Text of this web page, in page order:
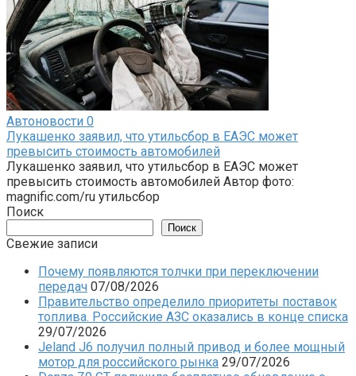
Автоновости 0
Лукашенко заявил, что утильсбор в ЕАЭС может
превысить стоимость автомобилей
Лукашенко заявил, что утильсбор в ЕАЭС может
превысить стоимость автомобилей Автор фото:
magnific.com/ru утильсбор
Поиск
Поиск
Свежие записи
Почему появляются толчки при переключении
передач 07/08/2026
Правительство определило приоритеты поставок
топлива. Российские АЗС оказались в конце списка
29/07/2026
Jeland J6 получил полный привод и более мощный
мотор для российского рынка 29/07/2026